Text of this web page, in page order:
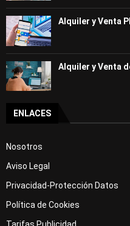
Alquiler y Venta
Alquiler y Venta
ENLACES
Nosotros
Aviso Legal
Privacidad-Protección Datos
Política de Cookies